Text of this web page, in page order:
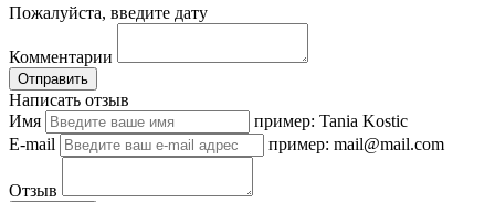
Пожалуйста, введите дату
Комментарии
Отправить
Написать отзыв
Имя
пример: Tania Kostic
E-mail
пример: mail@mail.com
Отзыв